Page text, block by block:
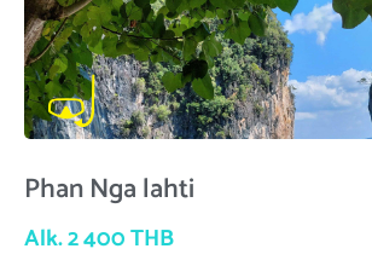
Phan Nga lahti
Alk. 2 400 THB